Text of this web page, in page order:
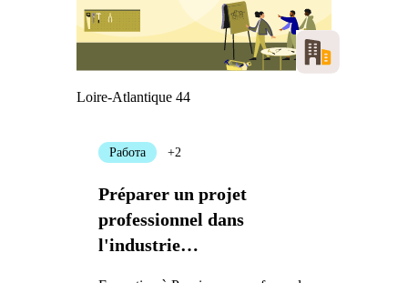
Loire-Atlantique 44
Préparer un projet
professionnel dans
l'industrie
Работа +2